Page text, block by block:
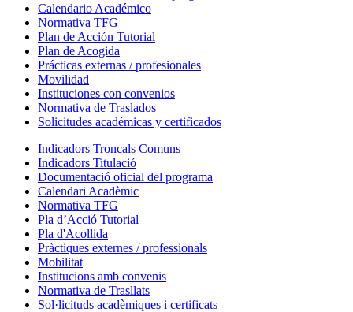
Calendario Académico
Normativa TFG
Plan de Acción Tutorial
Plan de Acogida
Prácticas externas / profesionales
Movilidad
Instituciones con convenios
Normativa de Traslados
Solicitudes académicas y certificados
Indicadors Troncals Comuns
Indicadors Titulació
Documentació oficial del programa
Calendari Acadèmic
Normativa TFG
Pla d’Acció Tutorial
Pla d'Acollida
Pràctiques externes / professionals
Mobilitat
Institucions amb convenis
Normativa de Trasllats
Sol·licituds acadèmiques i certificats